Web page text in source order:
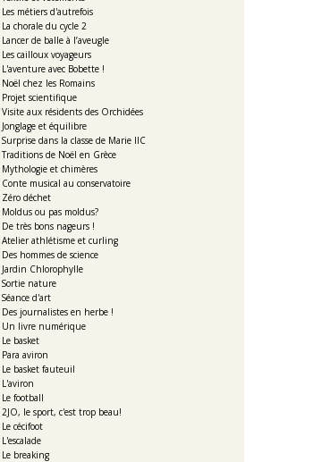
Les métiers d'autrefois
La chorale du cycle 2
Lancer de balle à l’aveugle
Les cailloux voyageurs
L'aventure avec Bobette !
Noël chez les Romains
Projet scientifique
Visite aux résidents des Orchidées
Jonglage et équilibre
Surprise dans la classe de Marie IIC
Traditions de Noël en Grèce
Mythologie et chimères
Conte musical au conservatoire
Zéro déchet
Moldus ou pas moldus?
De très bons nageurs !
Atelier athlétisme et curling
Des hommes de science
Jardin Chlorophylle
Sortie nature
Séance d'art
Des journalistes en herbe !
Un livre numérique
Le basket
Para aviron
Le basket fauteuil
L'aviron
Le football
2JO, le sport, c'est trop beau!
Le cécifoot
L'escalade
Le breaking